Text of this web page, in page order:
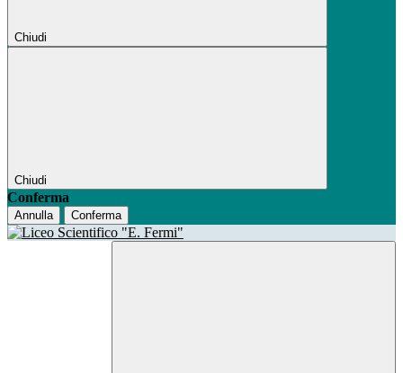
Chiudi
Chiudi
Conferma
Annulla Conferma